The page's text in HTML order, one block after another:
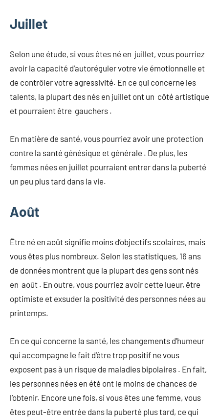
Juillet
Selon une étude, si vous êtes né en juillet, vous pourriez
avoir la capacité d’autoréguler votre vie émotionnelle et
de contrôler votre agressivité. En ce qui concerne les
talents, la plupart des nés en juillet ont un côté artistique
et pourraient être gauchers .
En matière de santé, vous pourriez avoir une protection
contre la santé génésique et générale . De plus, les
femmes nées en juillet pourraient entrer dans la puberté
un peu plus tard dans la vie.
Août
Être né en août signifie moins d’objectifs scolaires, mais
vous êtes plus nombreux. Selon les statistiques, 16 ans
de données montrent que la plupart des gens sont nés
en août . En outre, vous pourriez avoir cette lueur, être
optimiste et exsuder la positivité des personnes nées au
printemps.
En ce qui concerne la santé, les changements d’humeur
qui accompagne le fait d’être trop positif ne vous
exposent pas à un risque de maladies bipolaires . En fait,
les personnes nées en été ont le moins de chances de
l’obtenir. Encore une fois, si vous êtes une femme, vous
êtes peut-être entrée dans la puberté plus tard, ce qui